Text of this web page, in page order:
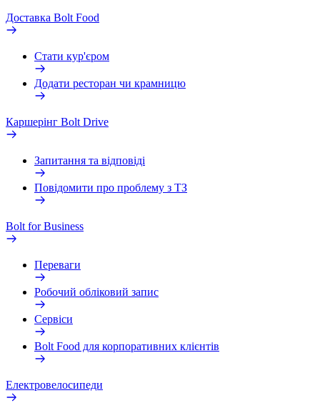
Доставка Bolt Food
Стати кур'єром
Додати ресторан чи крамницю
Каршерінг Bolt Drive
Запитання та відповіді
Повідомити про проблему з ТЗ
Bolt for Business
Переваги
Робочий обліковий запис
Сервіси
Bolt Food для корпоративних клієнтів
Електровелосипеди